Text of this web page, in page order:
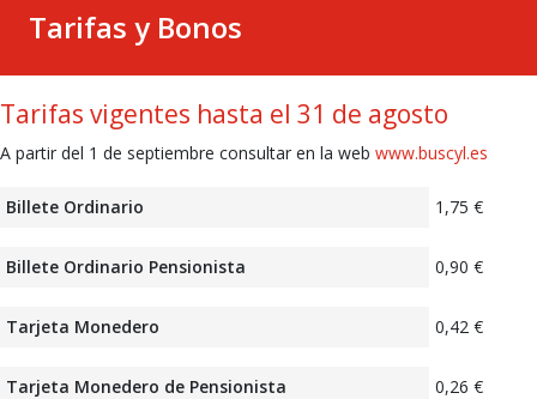
Tarifas y Bonos
Tarifas vigentes hasta el 31 de agosto
A partir del 1 de septiembre consultar en la web www.buscyl.es
Billete Ordinario 1,75 €
Billete Ordinario Pensionista 0,90 €
Tarjeta Monedero 0,42 €
Tarjeta Monedero de Pensionista 0,26 €